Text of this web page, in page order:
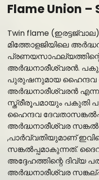
Flame Union –
Twin flame
മിത്തോളജിയിലെ
അർദ്ധനാരീശ്വരൻ.
പുരുഷനുമായ ഹൈന്ദവ
അര്‍ദ്ധനാരീശ്വരന്‍
സ്ത്രീരൂപമായും പകുതി
ഹൈന്ദവ
അർദ്ധനാരീശ്വര
,പാർവ്വതിയുമാണ്
സങ്കൽപ്പമാകുന്നത്.
അദ്ദേഹത്തിന്റെ ദിവ്യ
അർദ്ധനാരീശ്വര